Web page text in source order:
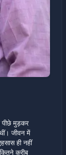
पीछे मुड़कर
जीवन में
ही नहीं
करीब